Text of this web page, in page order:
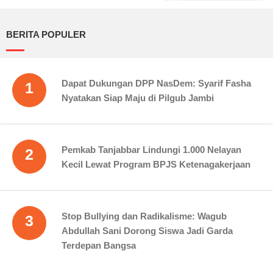
BERITA POPULER
1
Dapat Dukungan DPP NasDem: Syarif Fasha
Nyatakan Siap Maju di Pilgub Jambi
2
Pemkab Tanjabbar Lindungi 1.000 Nelayan
Kecil Lewat Program BPJS Ketenagakerjaan
3
Stop Bullying dan Radikalisme: Wagub
Abdullah Sani Dorong Siswa Jadi Garda
Terdepan Bangsa